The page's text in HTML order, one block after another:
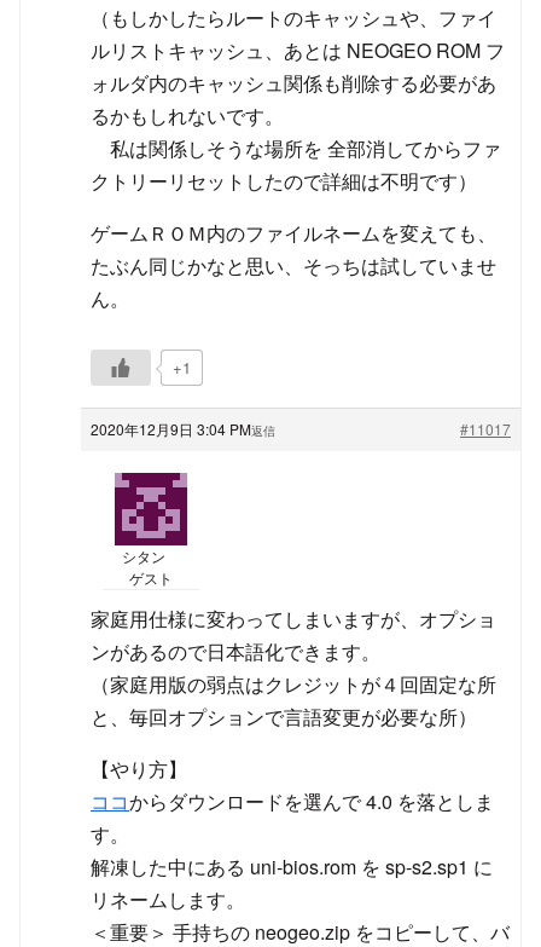
（もしかしたらルートのキャッシュや、ファイ
ルリストキャッシュ、あとは NEOGEO ROM フ
ォルダ内のキャッシュ関係も削除する必要があ
るかもしれないです。
私は関係しそうな場所を 全部消してからファ
クトリーリセットしたので詳細は不明です）
ゲームＲＯＭ内のファイルネームを変えても、
たぶん同じかなと思い、そっちは試していませ
ん。
+1
2020年12月9日 3:04 PM #11017
返信
シタン
ゲスト
家庭用仕様に変わってしまいますが、オプショ
ンがあるので日本語化できます。
（家庭用版の弱点はクレジットが４回固定な所
と、毎回オプションで言語変更が必要な所）
【やり方】
ココからダウンロードを選んで 4.0 を落としま
す。
解凍した中にある uni-bios.rom を sp-s2.sp1 に
リネームします。
＜重要＞ 手持ちの neogeo.zip をコピーして、バ